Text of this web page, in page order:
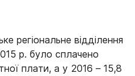
регіональне відділення
р. було сплачено
плати, а у 2016 – 15,8